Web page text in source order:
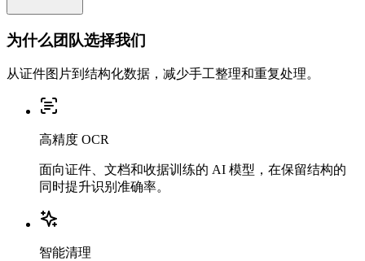
为什么团队选择我们
从证件图片到结构化数据，减少手工整理和重复处理。
高精度 OCR
面向证件、文档和收据训练的 AI 模型，在保留结构的
同时提升识别准确率。
智能清理